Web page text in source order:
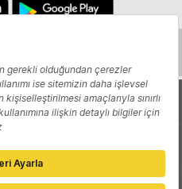
Yazarlar
Reklam